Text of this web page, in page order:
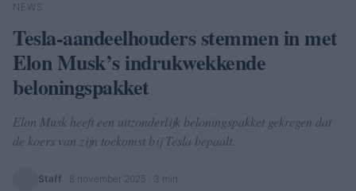
Zoeken
NEWS
Tesla-aandeelhouders stemmen in met
Elon Musk’s indrukwekkende
beloningspakket
Elon Musk heeft een uitzonderlijk beloningspakket gekregen dat
de koers van zijn toekomst bij Tesla bepaalt.
Staff 8 november 2025 · 3 min